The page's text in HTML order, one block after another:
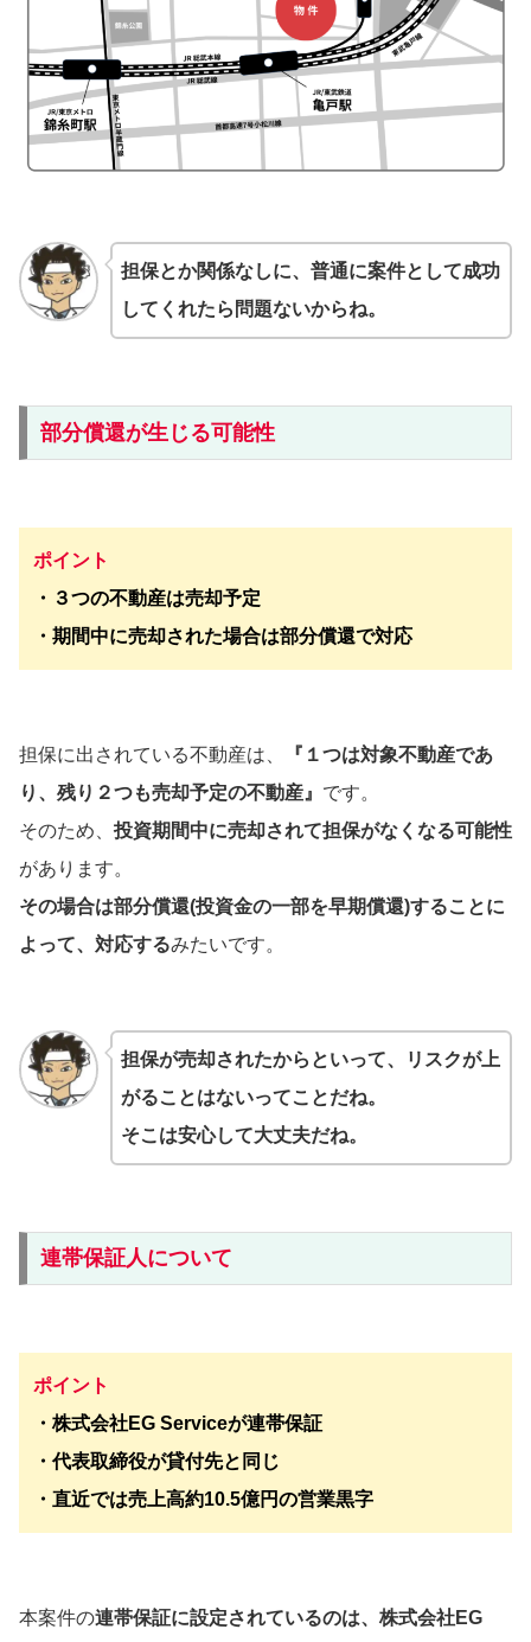
担保とか関係なしに、普通に案件として成功
してくれたら問題ないからね。
部分償還が生じる可能性
ポイント
・３つの不動産は売却予定
・期間中に売却された場合は部分償還で対応
担保に出されている不動産は、
『１つは対象不動産であ
り、残り２つも売却予定の不動産』 です。
そのため、 投資期間中に売却されて担保がなくなる可能性
があります。
その場合は部分償還(投資金の一部を早期償還)することに
よって、対応するみたいです。
担保が売却されたからといって、リスクが上
がることはないってことだね。
そこは安心して大丈夫だね。
連帯保証人について
ポイント
・株式会社EG Serviceが連帯保証
・代表取締役が貸付先と同じ
・直近では売上高約10.5億円の営業黒字
本案件の連帯保証に設定されているのは、株式会社EG